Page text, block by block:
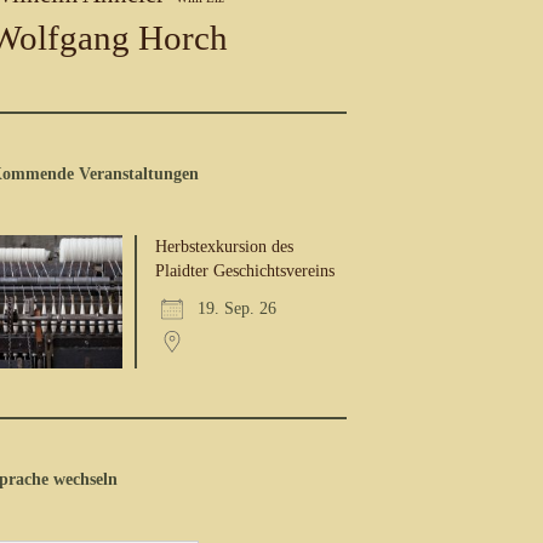
Horch
Veranstaltungen
Herbstexkursion des
Plaidter Geschichtsvereins
19. Sep. 26
wechseln